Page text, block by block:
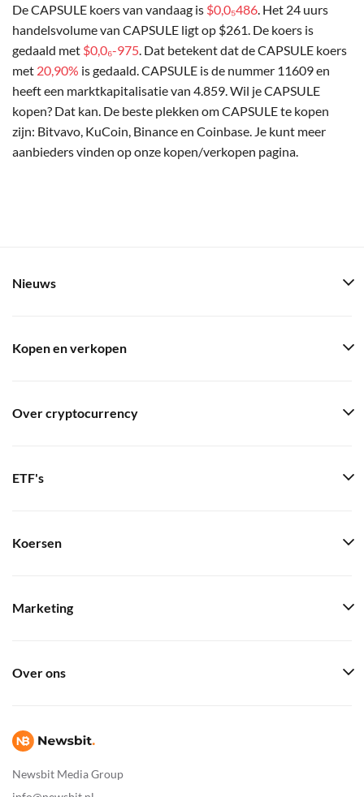
De CAPSULE koers van vandaag is $0,0₅486. Het 24 uurs
handelsvolume van CAPSULE ligt op $261. De koers is
gedaald met $0,0₆-975. Dat betekent dat de CAPSULE koers
met 20,90% is gedaald. CAPSULE is de nummer 11609 en
heeft een marktkapitalisatie van 4.859. Wil je CAPSULE
kopen? Dat kan. De beste plekken om CAPSULE te kopen
zijn: Bitvavo, KuCoin, Binance en Coinbase. Je kunt meer
aanbieders vinden op onze kopen/verkopen pagina.
Newsbit Media Group
Nieuws
Kopen en verkopen
Over cryptocurrency
ETF's
Koersen
Marketing
Over ons